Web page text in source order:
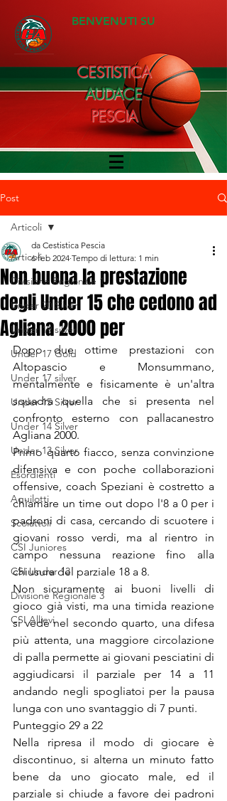
BENVENUTI SU
CESTISTICA
AUDACE
PESCIA
Post
Articoli
Divisione Regionale 1
Under 20 Silver
Under 19 silver
Under 17 Gold
Under 17 silver
Under 15 Silver
Under 14 Silver
Under 13 Silver
Esordienti
Aquilotti
Scoiattoli
CSI Juniores
CSI Under 13
Divisione Regionale 3
CSI Allievi
Articoli
Non buona la prestazione
degli Under 15 che cedono ad
Agliana 2000 per
da Cestistica Pescia
6 feb 2024 Tempo di lettura: 1 min
Dopo due ottime prestazioni con
Altopascio e Monsummano,
mentalmente e fisicamente è un'altra
squadra quella che si presenta nel
confronto esterno con pallacanestro
Agliana 2000.
Primo quarto fiacco, senza convinzione
difensiva e con poche collaborazioni
offensive, coach Speziani è costretto a
chiamare un time out dopo l'8 a 0 per i
padroni di casa, cercando di scuotere i
giovani rosso verdi, ma al rientro in
campo nessuna reazione fino alla
chiusura del parziale 18 a 8.
Non sicuramente ai buoni livelli di
gioco già visti, ma una timida reazione
si vede nel secondo quarto, una difesa
più attenta, una maggiore circolazione
di palla permette ai giovani pesciatini di
aggiudicarsi il parziale per 14 a 11
andando negli spogliatoi per la pausa
lunga con uno svantaggio di 7 punti.
Punteggio 29 a 22
Nella ripresa il modo di giocare è
discontinuo, si alterna un minuto fatto
bene da uno giocato male, ed il
parziale si chiude a favore dei padroni